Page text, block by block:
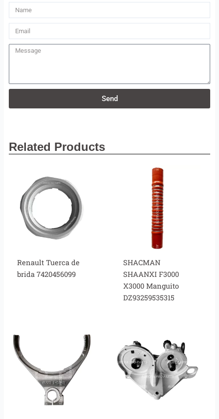
Name
Email
Message
Send
Related Products
Renault Tuerca de
brida 7420456099
SHACMAN
SHAANXI F3000
X3000 Manguito
DZ93259535315